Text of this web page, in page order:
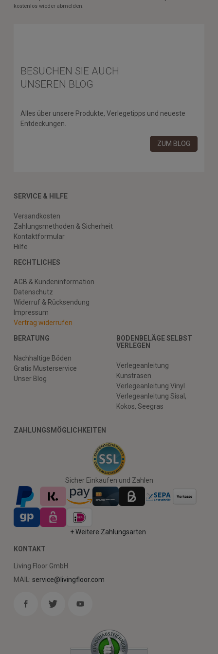
kostenlos wieder abmelden.
BESUCHEN SIE AUCH
UNSEREN BLOG
Alles über unsere Produkte, Verlegetipps und neueste
Entdeckungen.
ZUM BLOG
SERVICE & HILFE
Versandkosten
Zahlungsmethoden & Sicherheit
Kontaktformular
Hilfe
RECHTLICHES
AGB & Kundeninformation
Datenschutz
Widerruf & Rücksendung
Impressum
Vertrag widerrufen
BERATUNG
Nachhaltige Böden
Gratis Musterservice
Unser Blog
BODENBELÄGE SELBST
VERLEGEN
Verlegeanleitung
Kunstrasen
Verlegeanleitung Vinyl
Verlegeanleitung Sisal,
Kokos, Seegras
ZAHLUNGSMÖGLICHKEITEN
Sicher Einkaufen und Zahlen
+ Weitere Zahlungsarten
KONTAKT
Living Floor GmbH
MAIL: service@livingfloor.com